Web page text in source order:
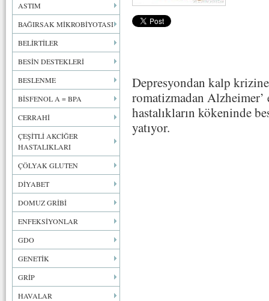
ASTIM
BAĞIRSAK MİKROBİYOTASI
BELİRTİLER
BESİN DESTEKLERİ
BESLENME
BİSFENOL A = BPA
CERRAHİ
ÇEŞİTLİ AKCİĞER
HASTALIKLARI
ÇÖLYAK GLUTEN
DİYABET
DOMUZ GRİBİ
ENFEKSİYONLAR
GDO
GENETİK
GRİP
HAVALAR
Depresyondan kalp
romatizmadan Alzheimer’
hastalıkların kökeninde
yatıyor.